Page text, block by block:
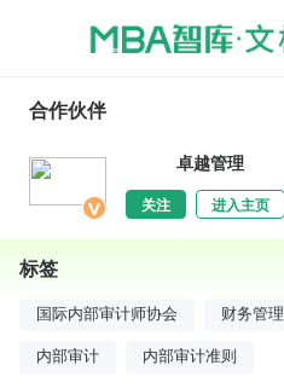
合作伙伴
卓越管理
关注 进入主页
标签
国际内部审计师协会 财务管理
内部审计 内部审计准则